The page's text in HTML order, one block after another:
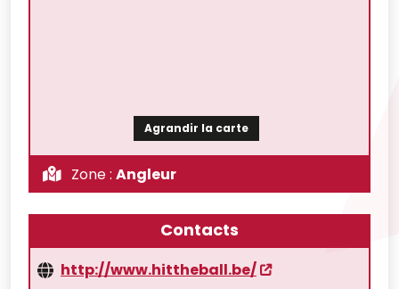
Agrandir la carte
Zone : Angleur
Contacts
http://www.hittheball.be/